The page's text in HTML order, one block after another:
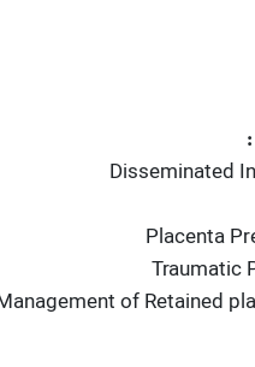
Disseminated
Traumatic
of Retained